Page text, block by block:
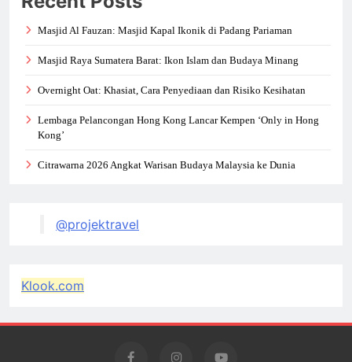
Masjid Al Fauzan: Masjid Kapal Ikonik di Padang Pariaman
Masjid Raya Sumatera Barat: Ikon Islam dan Budaya Minang
Overnight Oat: Khasiat, Cara Penyediaan dan Risiko Kesihatan
Lembaga Pelancongan Hong Kong Lancar Kempen ‘Only in Hong
Kong’
Citrawarna 2026 Angkat Warisan Budaya Malaysia ke Dunia
@projektravel
Klook.com